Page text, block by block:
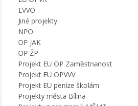
EVVO
Jiné projekty
NPO
OP JAK
OP ŽP
Projekt EU OP Zaměstnanost
Projekt EU OPVVV
Projekt EU peníze školám
Projekty města Bílina